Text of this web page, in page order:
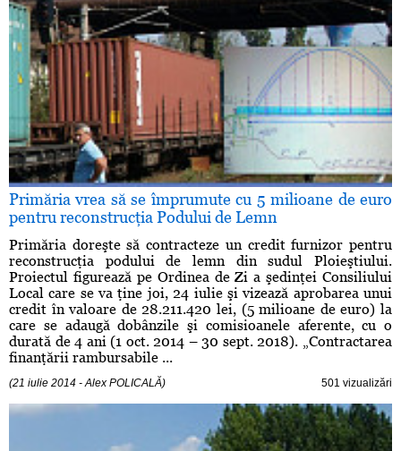
Primăria vrea să se împrumute cu 5 milioane de euro
pentru reconstrucţia Podului de Lemn
Primăria doreşte să contracteze un credit furnizor pentru
reconstrucţia podului de lemn din sudul Ploieştiului.
Proiectul figurează pe Ordinea de Zi a şedinţei Consiliului
Local care se va ţine joi, 24 iulie şi vizează aprobarea unui
credit în valoare de 28.211.420 lei, (5 milioane de euro) la
care se adaugă dobânzile şi comisioanele aferente, cu o
durată de 4 ani (1 oct. 2014 – 30 sept. 2018). „Contractarea
finanţării rambursabile ...
(21 iulie 2014 - Alex POLICALĂ) 501 vizualizări